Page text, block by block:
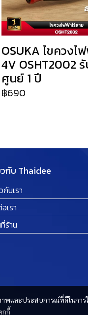
OSUKA ไขควงไ
4V OSHT2002
ศูนย์ 1 ปี
฿690
พและประสบการณ์ที่ดีในการ
กกี้
วกับ Thaidee
กับเรา
เรา
ร้าน